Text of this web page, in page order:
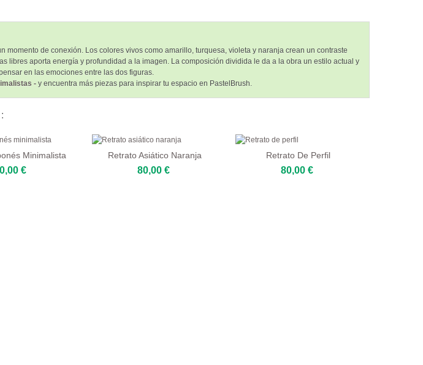
de conexión. Los colores vivos como amarillo, turquesa, violeta y naranja crean un contraste
libres aporta energía y profundidad a la imagen. La composición dividida le da a la obra un estilo actual y
en las emociones entre las dos figuras.
- y encuentra más piezas para inspirar tu espacio en PastelBrush.
Minimalista
€
Retrato Asiático Naranja
80,00 €
Retrato De Perfil
80,00 €